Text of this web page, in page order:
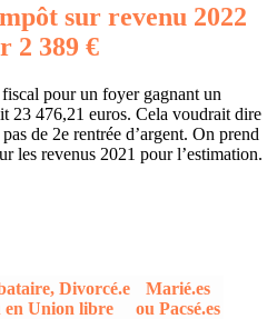
sur revenu 2022
2 389 €
pour un foyer gagnant un
23 476,21 euros. Cela voudrait dire
de 2e rentrée d’argent. On prend
les revenus 2021 pour l’estimation.
Divorcé.e
en Union libre
Marié.es
ou Pacsé.es